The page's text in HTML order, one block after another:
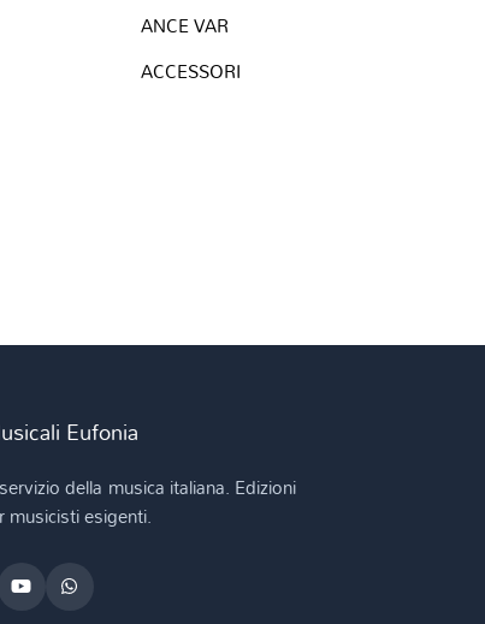
ANCE VAR
ACCESSORI
Eufonia
della musica italiana. Edizioni
musicisti esigenti.